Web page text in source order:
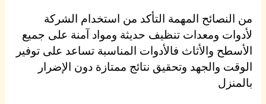
من النصائح المهمة التأكد من استخدام الشركة
لأدوات ومعدات تنظيف حديثة ومواد آمنة على جميع
الأسطح والأثاث فالأدوات المناسبة تساعد على توفير
الوقت والجهد وتحقيق نتائج ممتازة دون الإضرار
بالمنزل